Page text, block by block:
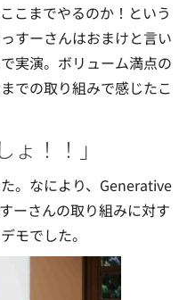
こまでやるのか！という
すーさんはおまけと言い
実演。ボリューム満点の
での取り組みで感じたこ
ょ！！」
。なにより、Generative
ーさんの取り組みに対す
モでした。